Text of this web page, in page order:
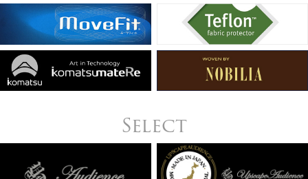
Select